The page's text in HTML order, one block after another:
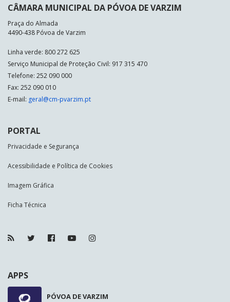
CÂMARA MUNICIPAL DA PÓVOA DE VARZIM
Praça do Almada
4490-438 Póvoa de Varzim
Linha verde: 800 272 625
Serviço Municipal de Proteção Civil: 917 315 470
Telefone: 252 090 000
Fax: 252 090 010
E-mail: geral@cm-pvarzim.pt
PORTAL
Privacidade e Segurança
Acessibilidade e Política de Cookies
Imagem Gráfica
Ficha Técnica
APPS
PÓVOA DE VARZIM